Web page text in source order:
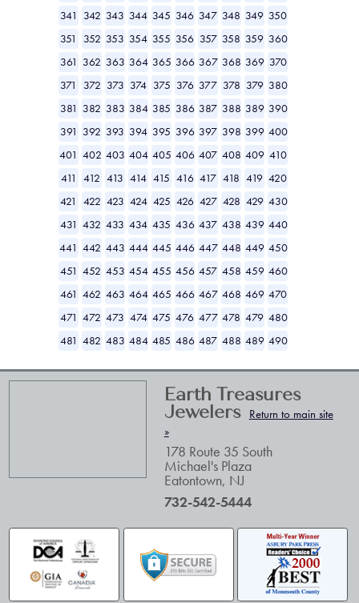
341
342 343 344 345 346 347 348 349 350
351
352 353 354 355 356 357 358 359 360
361 362 363 364 365 366 367 368 369 370
371
372 373 374 375 376 377 378 379 380
381 382 383 384 385 386 387 388 389 390
391 392 393 394 395 396 397 398 399 400
401 402 403 404 405 406 407 408 409 410
411
412 413 414 415 416 417 418 419 420
421
422 423 424 425 426 427 428 429 430
431 432 433 434 435 436 437 438 439 440
441 442 443 444 445 446 447 448 449 450
451 452 453 454 455 456 457 458 459 460
461 462 463 464 465 466 467 468 469 470
471 472 473 474 475 476 477 478 479 480
481 482 483 484 485 486 487 488 489 490
Earth Treasures
Jewelers Return to main site
»
178 Route 35 South
Michael's Plaza
Eatontown, NJ
732-542-5444